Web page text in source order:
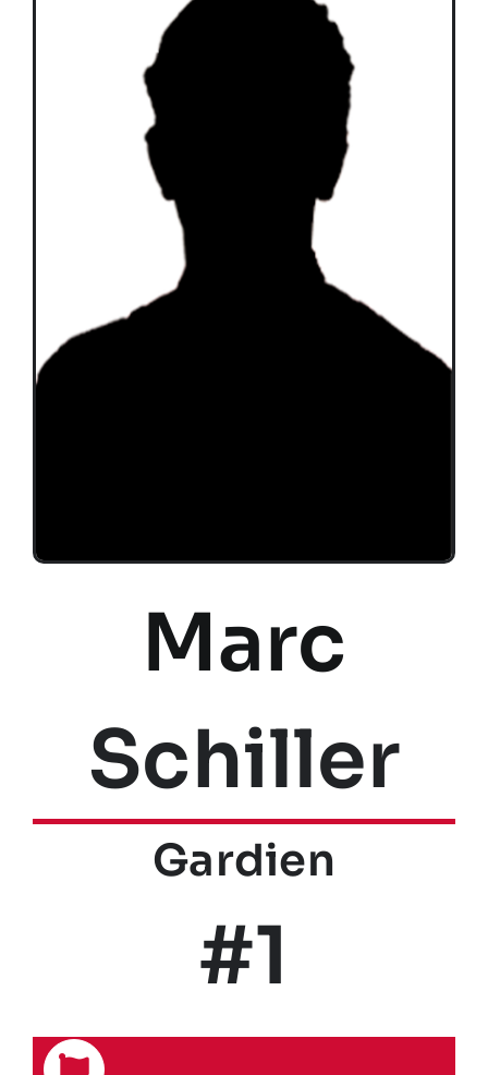
Plan de match
Partenaires de l’Eurocup
Marc
Schiller
Gardien
#1